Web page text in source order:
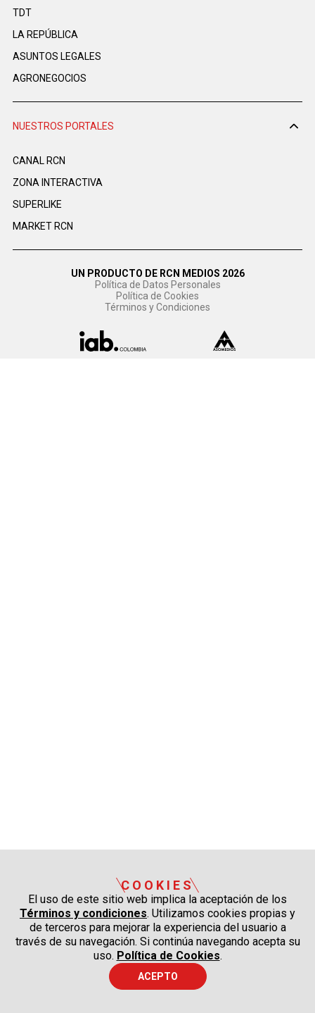
TDT
LA REPÚBLICA
ASUNTOS LEGALES
AGRONEGOCIOS
NUESTROS PORTALES
CANAL RCN
ZONA INTERACTIVA
SUPERLIKE
MARKET RCN
UN PRODUCTO DE RCN MEDIOS 2026
Política de Datos Personales
Política de Cookies
Términos y Condiciones
COOKIES
El uso de este sitio web implica la aceptación de los
Términos y condiciones. Utilizamos cookies propias y
de terceros para mejorar la experiencia del usuario a
través de su navegación. Si continúa navegando acepta su
uso. Política de Cookies.
ACEPTO